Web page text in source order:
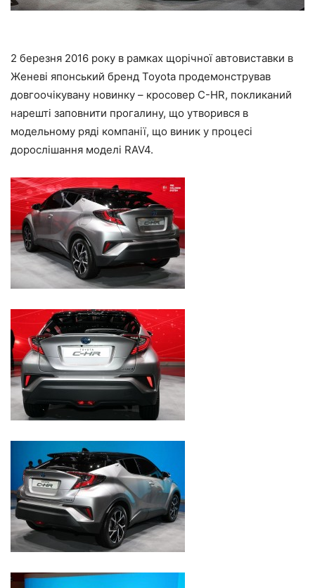
2 березня 2016 року в рамках щорічної автовиставки в
Женеві японський бренд Toyota продемонстрував
довгоочікувану новинку – кросовер C-HR, покликаний
нарешті заповнити прогалину, що утворився в
модельному ряді компанії, що виник у процесі
дорослішання моделі RAV4.